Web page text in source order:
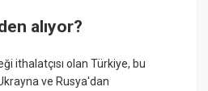
alıyor?
ithalatçısı olan Türkiye, bu
ve Rusya'dan